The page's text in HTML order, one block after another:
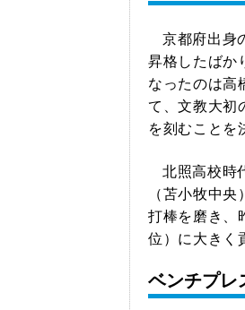
京都府出身
昇格したばか
なったのは高
て、文教大初
を刻むことを
北照高校時
（苫小牧中
打棒を磨き、
位）に大きく
ベンチプレ